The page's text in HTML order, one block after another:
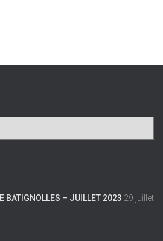
BATIGNOLLES – JUILLET 2023 29 juillet